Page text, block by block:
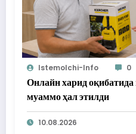
Istemolchi-Info 0
Онлайн харид оқибатида
муаммо ҳал этилди
10.08.2026